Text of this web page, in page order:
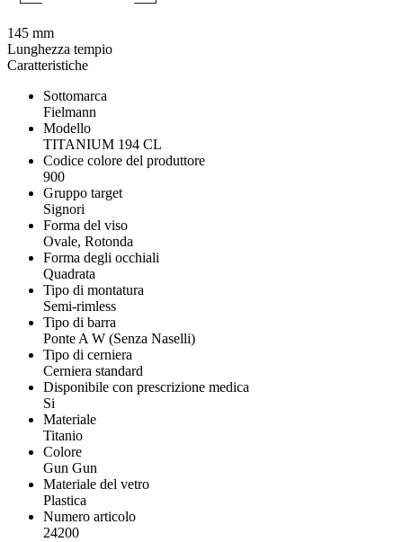
Caratteristiche
Sottomarca
Fielmann
Modello
TITANIUM 194 CL
Codice colore del produttore
900
Gruppo target
Signori
Forma del viso
Ovale, Rotonda
Forma degli occhiali
Quadrata
Tipo di montatura
Semi-rimless
Tipo di barra
Ponte A W (Senza Naselli)
Tipo di cerniera
Cerniera standard
Disponibile con prescrizione medica
Si
Materiale
Titanio
Colore
Gun Gun
Materiale del vetro
Plastica
Numero articolo
24200
145 mm
Lunghezza tempio